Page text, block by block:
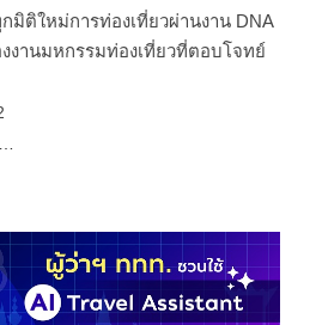
ติใหม่การท่องเที่ยวผ่านงาน DNA
งานมหกรรมท่องเที่ยวที่ตอบโจทย์